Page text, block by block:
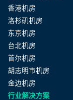
香港机房
洛杉矶机房
东京机房
台北机房
首尔机房
胡志明市机房
金边机房
行业解决方案